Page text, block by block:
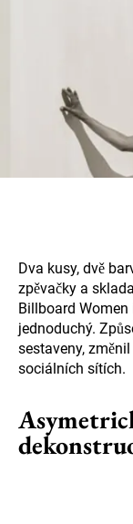
Dva kusy, dvě
zpěvačky a
Billboard
jednoduchý.
sestaveny,
sociálních sítích.